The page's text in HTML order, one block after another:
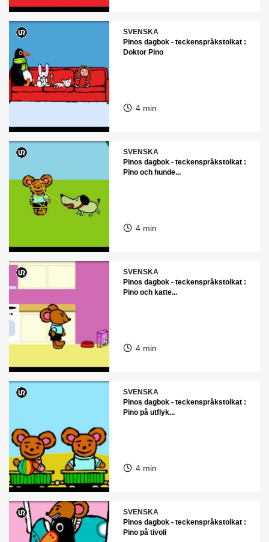
SVENSKA
Pinos dagbok - teckenspråkstolkat :
Doktor Pino
4 min
SVENSKA
Pinos dagbok - teckenspråkstolkat :
Pino och hunde...
4 min
SVENSKA
Pinos dagbok - teckenspråkstolkat :
Pino och katte...
4 min
SVENSKA
Pinos dagbok - teckenspråkstolkat :
Pino på utflyk...
4 min
SVENSKA
Pinos dagbok - teckenspråkstolkat :
Pino på tivoli